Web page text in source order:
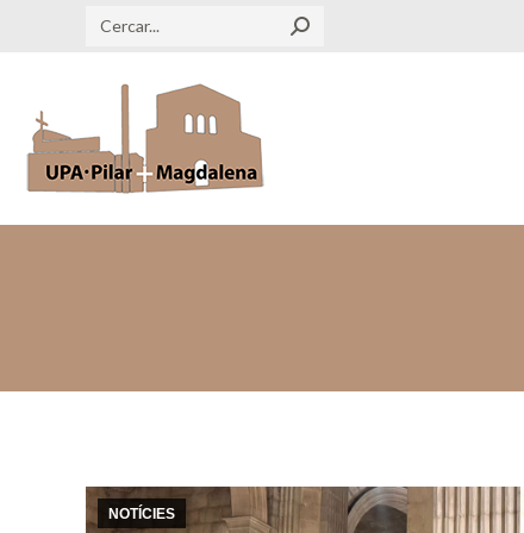
Search:
NOTÍCIES